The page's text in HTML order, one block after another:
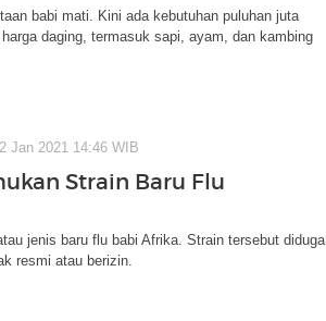
babi mati. Kini ada kebutuhan puluhan juta
daging, termasuk sapi, ayam, dan kambing
Jan 2021 14:46 WIB
Strain Baru Flu
jenis baru flu babi Afrika. Strain tersebut diduga
resmi atau berizin.